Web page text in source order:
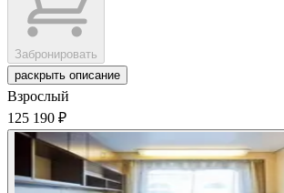
Забронировать
раскрыть описание
Взрослый
125 190 ₽